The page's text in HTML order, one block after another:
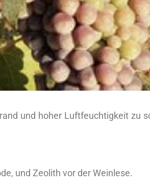
und hoher Luftfeuchtigkeit zu
und Zeolith vor der Weinlese.